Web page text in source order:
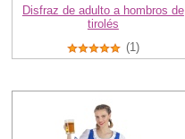
Disfraz de adulto a hombros de
tirolés
(1)